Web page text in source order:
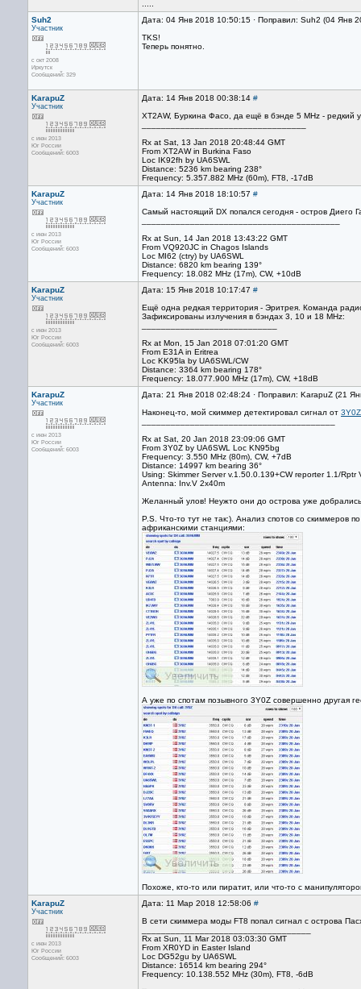
Suh2
Участник
с окт 2008
Иркутск
Сообщений: 329
Дата: 04 Янв 2018 10:50:15 · Поправил: Suh2 (04 Янв
TKS!
Теперь понятно.
KarapuZ
Участник
с июн 2013
Юг России
Сообщений: 6003
Дата: 14 Янв 2018 00:38:14 #
XT2AW, Буркина Фасо, да ещё в бэнде 5 MHz - редкий
Rx at Sat, 13 Jan 2018 20:48:44 GMT
From XT2AW in Burkina Faso
Loc IK92fh by UA6SWL
Distance: 5236 km bearing 238°
Frequency: 5.357.882 MHz (60m), FT8, -17dB
KarapuZ
Участник
с июн 2013
Юг России
Сообщений: 6003
Дата: 14 Янв 2018 18:10:57 #
Самый настоящий DX попался сегодня - остров Диего
Rx at Sun, 14 Jan 2018 13:43:22 GMT
From VQ920JC in Chagos Islands
Loc MI62 (ctry) by UA6SWL
Distance: 6820 km bearing 139°
Frequency: 18.082 MHz (17m), CW, +10dB
KarapuZ
Участник
с июн 2013
Юг России
Сообщений: 6003
Дата: 15 Янв 2018 10:17:47 #
Ещё одна редкая территория - Эритрея. Команда
Зафиксированы излучения в бэндах 3, 10 и 18 MHz:
Rx at Mon, 15 Jan 2018 07:01:20 GMT
From E31A in Eritrea
Loc KK95la by UA6SWL/CW
Distance: 3364 km bearing 178°
Frequency: 18.077.900 MHz (17m), CW, +18dB
KarapuZ
Участник
с июн 2013
Юг России
Сообщений: 6003
Дата: 21 Янв 2018 02:48:24 · Поправил: KarapuZ (21
Наконец-то, мой скиммер детектировал сигнал от 3Y0Z
Rx at Sat, 20 Jan 2018 23:09:06 GMT
From 3Y0Z by UA6SWL Loc KN95bg
Frequency: 3.550 MHz (80m), CW, +7dB
Distance: 14997 km bearing 36°
Using: Skimmer Server v.1.50.0.139+CW reporter 1.1/Rptr
Antenna: Inv.V 2x40m
Желанный улов! Неужто они до острова уже
P.S. Что-то тут не так:). Анализ спотов со скиммеров
африканскими станциями:
А уже по спотам позывного 3Y0Z совершенно другая
Похоже, кто-то или пиратит, или что-то с
KarapuZ
Участник
с июн 2013
Юг России
Сообщений: 6003
Дата: 11 Мар 2018 12:58:06 #
В сети скиммера моды FT8 попал сигнал с острова
Rx at Sun, 11 Mar 2018 03:03:30 GMT
From XR0YD in Easter Island
Loc DG52gu by UA6SWL
Distance: 16514 km bearing 294°
Frequency: 10.138.552 MHz (30m), FT8, -6dB